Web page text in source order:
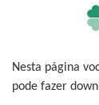
Nesta página
pode fazer